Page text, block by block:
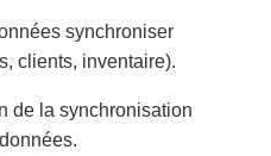
synchroniser
clients, inventaire).
de la synchronisation